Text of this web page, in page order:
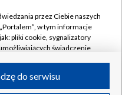
przez Ciebie naszych
w tym informacje
pliki cookie, sygnalizatory
świadczenie
do serwisu